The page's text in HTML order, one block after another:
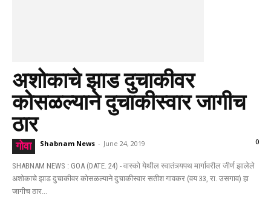
अशोकाचे झाड दुचाकीवर
कोसळल्याने दुचाकीस्वार जागीच
ठार
गोवा Shabnam News - June 24, 2019 0
SHABNAM NEWS : GOA (DATE. 24) - वास्को येथील स्वातंत्र्यपथ मार्गावरील जीर्ण झालेले
अशोकाचे झाड दुचाकीवर कोसळल्याने दुचाकीस्वार सतीश गावकर (वय 33, रा. उसगाव) हा
जागीच ठार...